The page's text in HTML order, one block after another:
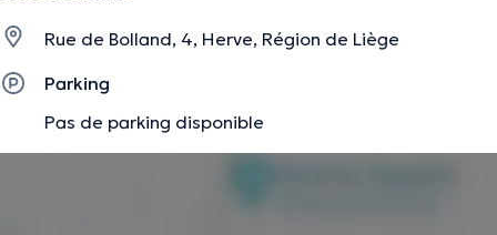
Rue de Bolland, 4, Herve, Région de Liège
Parking
Pas de parking disponible